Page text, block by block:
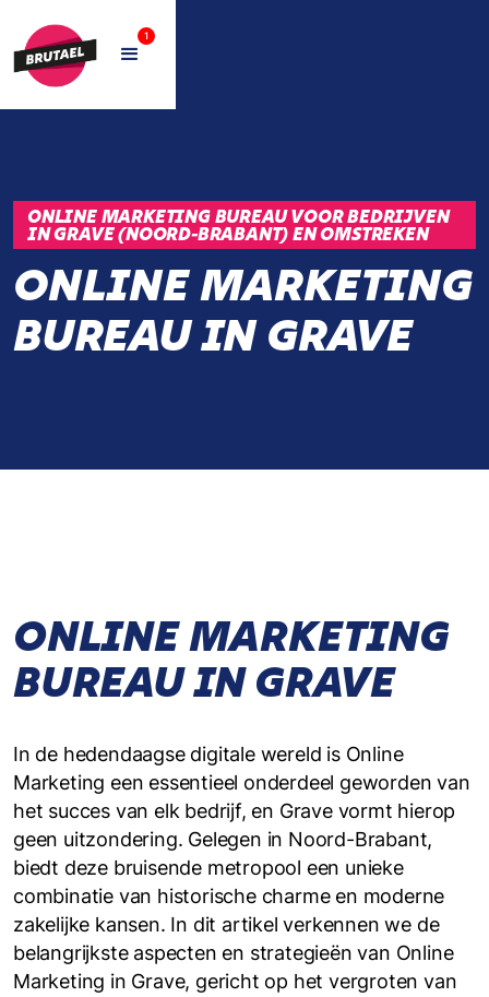
1
ONLINE MARKETING BUREAU VOOR BEDRIJVEN
IN GRAVE (NOORD-BRABANT) EN OMSTREKEN
ONLINE MARKETING
BUREAU IN GRAVE
ONLINE MARKETING
BUREAU IN GRAVE
In de hedendaagse digitale wereld is Online
Marketing een essentieel onderdeel geworden van
het succes van elk bedrijf, en Grave vormt hierop
geen uitzondering. Gelegen in Noord-Brabant,
biedt deze bruisende metropool een unieke
combinatie van historische charme en moderne
zakelijke kansen. In dit artikel verkennen we de
belangrijkste aspecten en strategieën van Online
Marketing in Grave, gericht op het vergroten van